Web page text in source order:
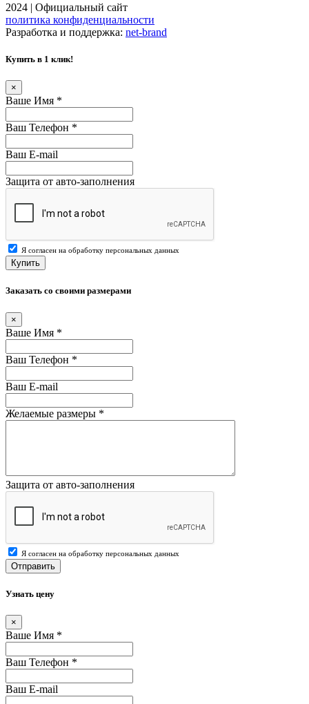
2024 | Официальный сайт
политика конфиденциальности
Разработка и поддержка: net-brand
Купить в 1 клик!
×
Ваше Имя *
Ваш Телефон *
Ваш E-mail
Защита от авто-заполнения
Я согласен на обработку персональных данных
Купить
Заказать со своими размерами
×
Ваше Имя *
Ваш Телефон *
Ваш E-mail
Желаемые размеры *
Защита от авто-заполнения
Я согласен на обработку персональных данных
Отправить
Узнать цену
×
Ваше Имя *
Ваш Телефон *
Ваш E-mail